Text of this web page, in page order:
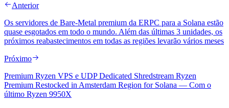
Anterior
Os servidores de Bare-Metal premium da ERPC para a Solana estão
quase esgotados em todo o mundo. Além das últimas 3 unidades, os
próximos reabastecimentos em todas as regiões levarão vários meses
Próximo
Premium Ryzen VPS e UDP Dedicated Shredstream Ryzen
Premium Restocked in Amsterdam Region for Solana — Com o
último Ryzen 9950X